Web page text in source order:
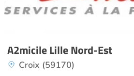
A2micile Lille Nord-Est
Croix (59170)